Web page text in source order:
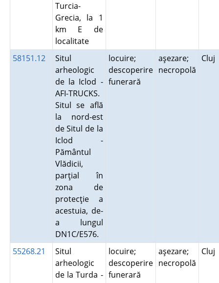
Turcia-
Grecia, la 1
km E de
localitate
58151.12
Situl
arheologic
de la Iclod -
AFI-TRUCKS.
Situl se află
la nord-est
de Situl de la
Iclod -
Pământul
Vlădicii,
parţial în
zona de
protecţie a
acestuia, de-
a lungul
DN1C/E576.
locuire;
descoperire
funerară
aşezare;
necropolă
Cluj
55268.21
Situl
arheologic
de la Turda -
locuire;
descoperire
funerară
aşezare;
necropolă
Cluj